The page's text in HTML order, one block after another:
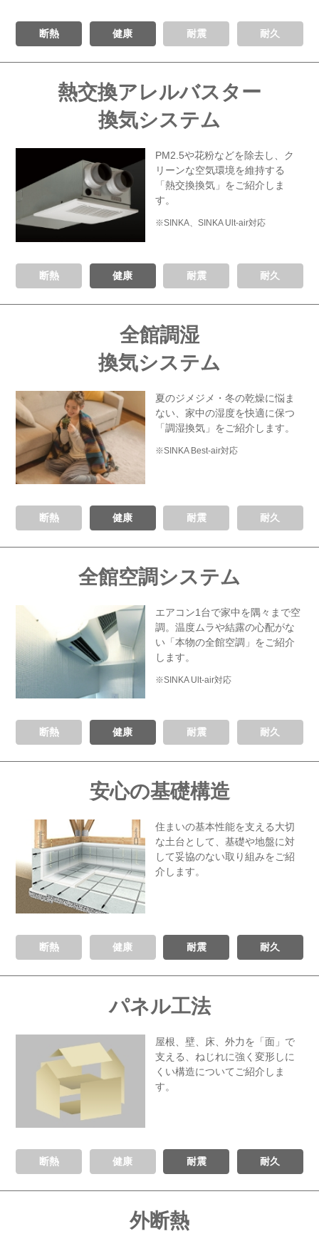
断熱 健康 耐震 耐久
熱交換アレルバスター
換気システム
PM2.5や花粉などを除去し、 ク
リーンな空気環境を維持する
「熱交換換気」をご紹介しま
す。
※SINKA、SINKA Ult-air対応
断熱 健康 耐震 耐久
全館調湿
換気システム
夏のジメジメ・冬の乾燥に悩ま
ない、 家中の湿度を快適に保つ
「調湿換気」をご紹介します。
※SINKA Best-air対応
断熱 健康 耐震 耐久
全館空調システム
エアコン1台で家中を隅々まで空
調。 温度ムラや結露の心配がな
い 「本物の全館空調」をご紹介
します。
※SINKA Ult-air対応
断熱 健康 耐震 耐久
安心の基礎構造
住まいの基本性能を支える大切
な土台として、基礎や地盤に対
して妥協のない取り組みをご紹
介します。
断熱 健康 耐震 耐久
パネル工法
屋根、壁、床、外力を「面」で
支える、 ねじれに強く変形しに
くい構造についてご紹介しま
す。
断熱 健康 耐震 耐久
外断熱